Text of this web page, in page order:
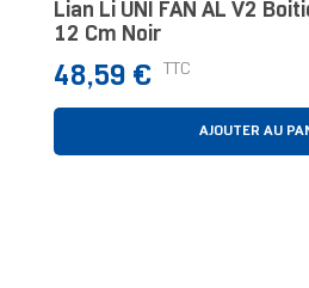
Lian Li UNI FAN AL V2
12 Cm Noir
Prix
48,59 € TTC
AJOUTER AU